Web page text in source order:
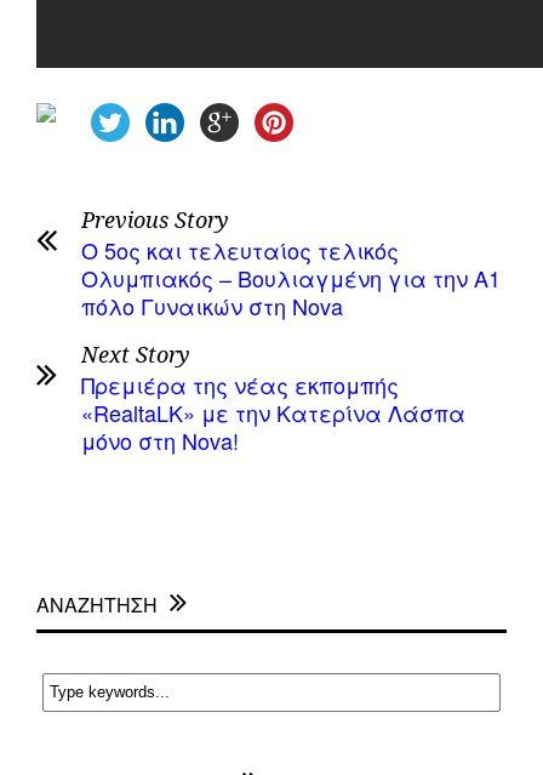
Previous Story
Ο 5ος και τελευταίος τελικός
Ολυμπιακός – Βουλιαγμένη για την Α1
πόλο Γυναικών στη Nova
Next Story
Πρεμιέρα της νέας εκπομπής
«RealtaLK» με την Κατερίνα Λάσπα
μόνο στη Nova!
ΑΝΑΖΗΤΗΣΗ